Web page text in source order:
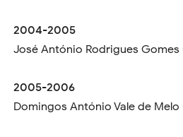
2004-2005
José António Rodrigues
2005-2006
Domingos António Vale de